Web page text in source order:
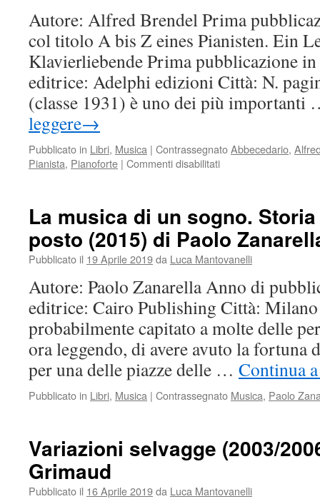
Autore: Alfred Brendel Prima
col titolo A bis Z eines Pianisten. Ein
Klavierliebende Prima pubblicazione
editrice: Adelphi edizioni Città: N.
(classe 1931) è uno dei più
leggere→
Pubblicato in Libri, Musica | ContrassegnatoAbbecedario,
Pianista, Pianoforte | Commenti disabilitatisu
pianista
(2012/2014)
di
Alfred
La musica di un sogno.
posto (2015) di Paolo
Pubblicato il 19 Aprile 2019da Luca Mantovanelli
Autore: Paolo Zanarella Anno di
editrice: Cairo Publishing Città: Milano
probabilmente capitato a molte delle
ora leggendo, di avere avuto la fortuna
per una delle piazze delle … Continua
Pubblicato in Libri, Musica | Contrassegnato Musica, Paolo
Variazioni selvagge (2003/
Grimaud
Pubblicato il 16 Aprile 2019da Luca Mantovanelli